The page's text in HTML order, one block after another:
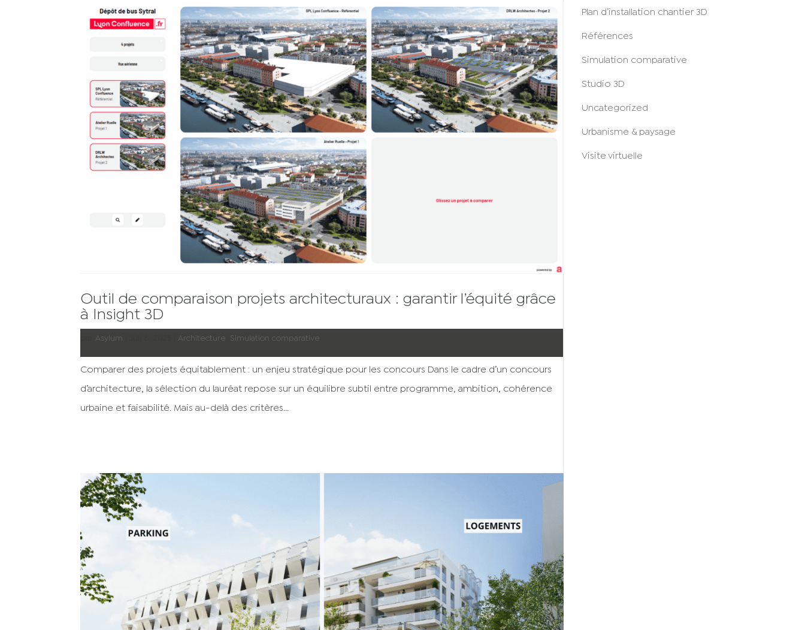
Outil de comparaison projets architecturaux : garantir l’équité grâce
à Insight 3D
Asylum Architecture Simulation comparative
Comparer des projets équitablement : un enjeu stratégique pour les concours Dans le cadre d’un concours
d’architecture, la sélection du lauréat repose sur un équilibre subtil entre programme, ambition, cohérence
urbaine et faisabilité. Mais au-delà des critères...
Plan d’installation chantier 3D
Références
Simulation comparative
Studio 3D
Uncategorized
Urbanisme & paysage
Visite virtuelle